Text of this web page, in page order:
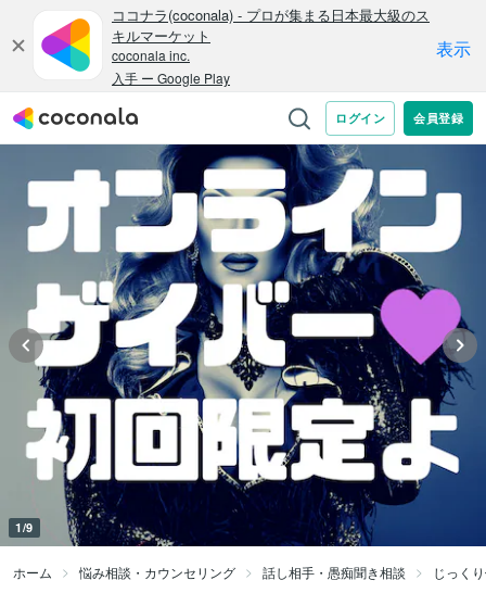
1/9
ホーム 悩み相談・カウンセリング 話し相手・愚痴聞き相談 じっく